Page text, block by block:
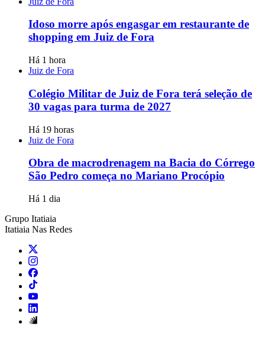
Idoso morre após engasgar em restaurante de
shopping em Juiz de Fora
Há 1 hora
Juiz de Fora
Colégio Militar de Juiz de Fora terá seleção de
30 vagas para turma de 2027
Há 19 horas
Juiz de Fora
Obra de macrodrenagem na Bacia do Córrego
São Pedro começa no Mariano Procópio
Há 1 dia
Grupo Itatiaia
Itatiaia Nas Redes